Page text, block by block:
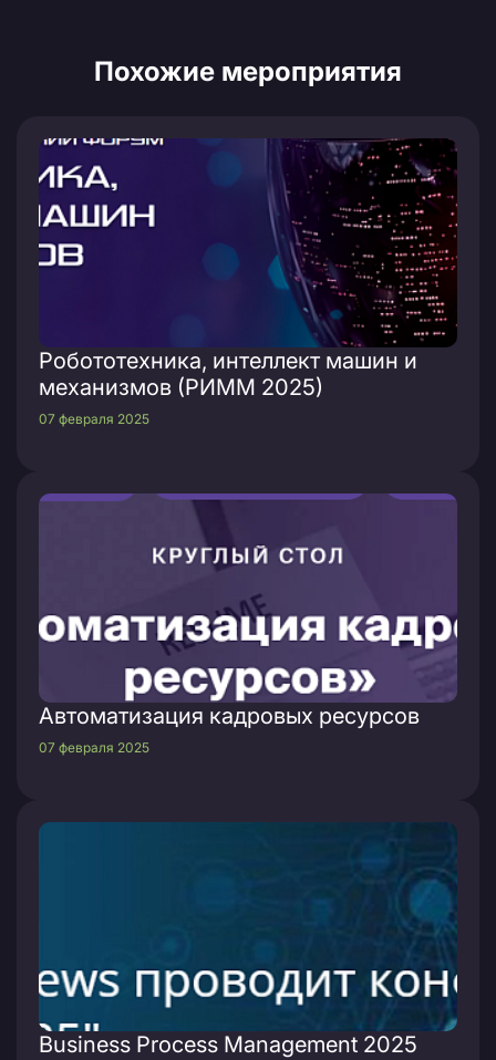
Похожие мероприятия
Робототехника, интеллект машин и
механизмов (РИММ 2025)
07 февраля 2025
Автоматизация кадровых ресурсов
07 февраля 2025
Business Process Management 2025